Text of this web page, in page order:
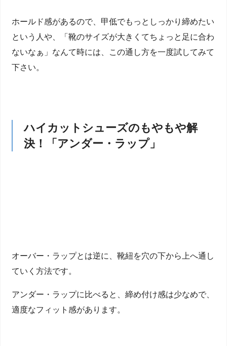
ホールド感があるので、甲低でもっとしっかり締めたい
という人や、「靴のサイズが大きくてちょっと足に合わ
ないなぁ」なんて時には、この通し方を一度試してみて
下さい。
ハイカットシューズのもやもや解
決！「アンダー・ラップ」
オーバー・ラップとは逆に、靴紐を穴の下から上へ通し
ていく方法です。
アンダー・ラップに比べると、締め付け感は少なめで、
適度なフィット感があります。